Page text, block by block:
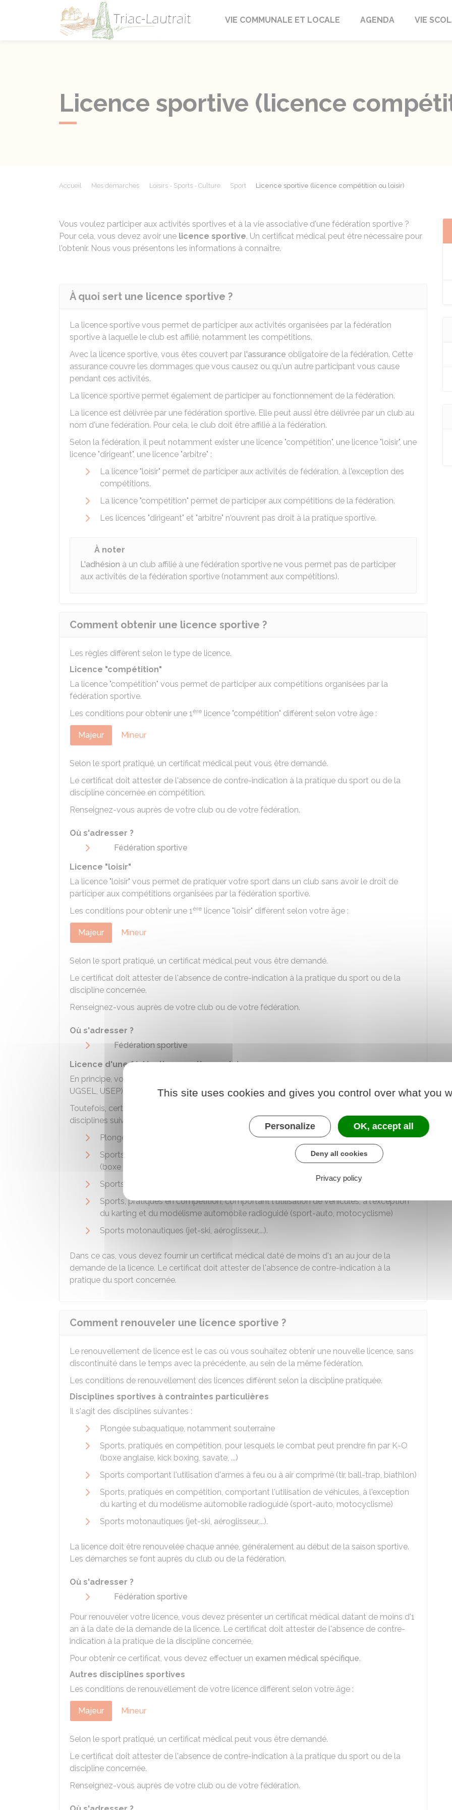
Triac-Lautrait
VIE COMMUNALE ET LOCALE AGENDA VIE
Licence sportive (licence
Accueil Mes démarches Loisirs - Sports - Culture Sport Licence sportive (licence compétition ou loisir)
Vous voulez participer aux activités sportives et à la vie associative d'une fédération sportive ?
Pour cela, vous devez avoir une licence sportive. Un certificat médical peut être nécessaire pour
l'obtenir. Nous vous présentons les informations à connaître.
À quoi sert une licence sportive ?
La licence sportive vous permet de participer aux activités organisées par la fédération
sportive à laquelle le club est affilié, notamment les compétitions.
Avec la licence sportive, vous êtes couvert par l'assurance obligatoire de la fédération. Cette
assurance couvre les dommages que vous causez ou qu'un autre participant vous cause
pendant ces activités.
La licence sportive permet également de participer au fonctionnement de la fédération.
La licence est délivrée par une fédération sportive. Elle peut aussi être délivrée par un club au
nom d'une fédération. Pour cela, le club doit être affilié à la fédération.
Selon la fédération, il peut notamment exister une licence "compétition", une licence "loisir", une
licence "dirigeant", une licence "arbitre" :
La licence "loisir" permet de participer aux activités de fédération, à l'exception des
compétitions.
La licence "compétition" permet de participer aux compétitions de la fédération.
Les licences "dirigeant" et "arbitre" n'ouvrent pas droit à la pratique sportive.
À noter
L'adhésion à un club affilié à une fédération sportive ne vous permet pas de participer
aux activités de la fédération sportive (notamment aux compétitions).
Comment obtenir une licence sportive ?
Les règles diffèrent selon le type de licence.
Licence "compétition"
La licence "compétition" vous permet de participer aux compétitions organisées par la
fédération sportive.
Les conditions pour obtenir une 1ère licence "compétition" diffèrent selon votre âge :
Majeur Mineur
Selon le sport pratiqué, un certificat médical peut vous être demandé.
Le certificat doit attester de l'absence de contre-indication à la pratique du sport ou de la
discipline concernée en compétition.
Renseignez-vous auprès de votre club ou de votre fédération.
Où s'adresser ?
Fédération sportive
Licence "loisir"
La licence "loisir" vous permet de pratiquer votre sport dans un club sans avoir le droit de
participer aux compétitions organisées par la fédération sportive.
Les conditions pour obtenir une 1ère licence "loisir" diffèrent selon votre âge :
Majeur Mineur
Selon le sport pratiqué, un certificat médical peut vous être demandé.
Le certificat doit attester de l'absence de contre-indication à la pratique du sport ou de la
discipline concernée.
Renseignez-vous auprès de votre club ou de votre fédération.
Où s'adresser ?
Fédération sportive
Licence d'une fédération sportive scolaire
En principe, vous pouvez obtenir une licence dans une fédération sportive scolaire (UNSS,
UGSEL, USEP) sans fournir de certificat médical.
Toutefois, certains sports imposent la présentation d'un certificat médical. Il s'agit des
disciplines suivantes :
Plongée subaquatique, notamment souterraine
Sports, pratiqués en compétition, pour lesquels le combat peut prendre fin par K-O
(boxe anglaise, kick boxing, savate, ...)
Sports comportant l'utilisation d'armes à feu ou à air comprimé (tir, ball-trap, biathlon)
Sports, pratiqués en compétition, comportant l'utilisation de véhicules, à l'exception
du karting et du modélisme automobile radioguidé (sport-auto, motocyclisme)
Sports motonautiques (jet-ski, aéroglisseur,...).
Dans ce cas, vous devez fournir un certificat médical daté de moins d'1 an au jour de la
demande de la licence. Le certificat doit attester de l'absence de contre-indication à la
pratique du sport concernée.
Comment renouveler une licence sportive ?
Le renouvellement de licence est le cas où vous souhaitez obtenir une nouvelle licence, sans
discontinuité dans le temps avec la précédente, au sein de la même fédération.
Les conditions de renouvellement des licences diffèrent selon la discipline pratiquée.
Disciplines sportives à contraintes particulières
Il s'agit des disciplines suivantes :
Plongée subaquatique, notamment souterraine
Sports, pratiqués en compétition, pour lesquels le combat peut prendre fin par K-O
(boxe anglaise, kick boxing, savate, ...)
Sports comportant l'utilisation d'armes à feu ou à air comprimé (tir, ball-trap, biathlon)
Sports, pratiqués en compétition, comportant l'utilisation de véhicules, à l'exception
du karting et du modélisme automobile radioguidé (sport-auto, motocyclisme)
Sports motonautiques (jet-ski, aéroglisseur,...).
La licence doit être renouvelée chaque année, généralement au début de la saison sportive.
Les démarches se font auprès du club ou de la fédération.
Où s'adresser ?
Fédération sportive
Pour renouveler votre licence, vous devez présenter un certificat médical datant de moins d'1
an à la date de la demande de la licence. Le certificat doit attester de l'absence de contre-
indication à la pratique de la discipline concernée,
Pour obtenir ce certificat, vous devez effectuer un examen médical spécifique.
Autres disciplines sportives
Les conditions de renouvellement de votre licence diffèrent selon votre âge :
Majeur Mineur
Selon le sport pratiqué, un certificat médical peut vous être demandé.
Le certificat doit attester de l'absence de contre-indication à la pratique du sport ou de la
discipline concernée.
Renseignez-vous auprès de votre club ou de votre fédération.
This site uses cookies and gives you control over what you
Personalize OK, accept all
Deny all cookies
Privacy policy